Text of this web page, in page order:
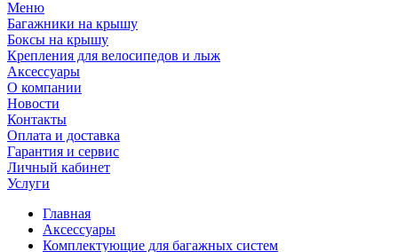
Меню
Багажники на крышу
Боксы на крышу
Крепления для велосипедов и лыж
Аксессуары
О компании
Новости
Контакты
Оплата и доставка
Гарантия и сервис
Личный кабинет
Услуги
Главная
Аксессуары
Комплектующие для багажных систем